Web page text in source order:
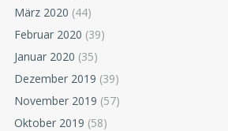
März 2020 (44)
Februar 2020 (39)
Januar 2020 (35)
Dezember 2019 (39)
November 2019 (57)
Oktober 2019 (58)